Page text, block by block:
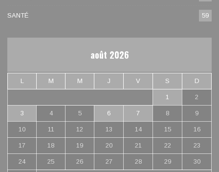
SANTÉ 59
août 2026
L M M J V S D
1 2
3 4 5 6 7 8 9
10 11 12 13 14 15 16
17 18 19 20 21 22 23
24 25 26 27 28 29 30